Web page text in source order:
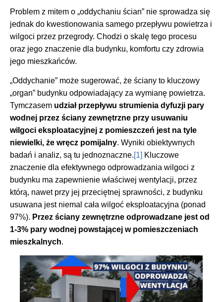
Problem z mitem o „oddychaniu ścian” nie sprowadza się
jednak do kwestionowania samego przepływu powietrza i
wilgoci przez przegrody. Chodzi o skalę tego procesu
oraz jego znaczenie dla budynku, komfortu czy zdrowia
jego mieszkańców.
„Oddychanie” może sugerować, że ściany to kluczowy
„organ” budynku odpowiadający za wymianę powietrza.
Tymczasem udział przepływu strumienia dyfuzji pary
wodnej przez ściany zewnętrzne przy usuwaniu
wilgoci eksploatacyjnej z pomieszczeń jest na tyle
niewielki, że wręcz pomijalny. Wyniki obiektywnych
badań i analiz, są tu jednoznaczne. [1] Kluczowe
znaczenie dla efektywnego odprowadzania wilgoci z
budynku ma zapewnienie właściwej wentylacji, przez
którą, nawet przy jej przeciętnej sprawności, z budynku
usuwana jest niemal cała wilgoć eksploatacyjna (ponad
97%). Przez ściany zewnętrzne odprowadzane jest od
1-3% pary wodnej powstającej w pomieszczeniach
mieszkalnych.